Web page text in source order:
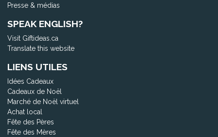
Presse & médias
SPEAK ENGLISH?
Visit Giftideas.ca
Translate this website
LIENS UTILES
Idées Cadeaux
Cadeaux de Noël
Marché de Noël virtuel
Achat local
Fête des Pères
Fête des Mères